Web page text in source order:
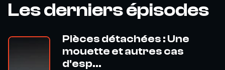
Les derniers épisodes
Pièces détachées : Une
mouette et autres cas
d'esp...